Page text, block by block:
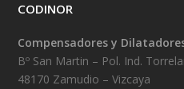
CODINOR
Compensadores y
Bº San Martin – Pol. Ind.
48170 Zamudio – Vizcaya